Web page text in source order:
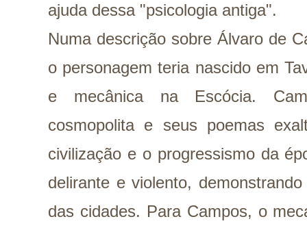
ajuda dessa "psicologia antiga".
Numa descrição sobre Álvaro de
o personagem teria nascido em
e mecânica na Escócia.
cosmopolita e seus poemas
civilização e o progressismo da
delirante e violento,
das cidades. Para Campos, o